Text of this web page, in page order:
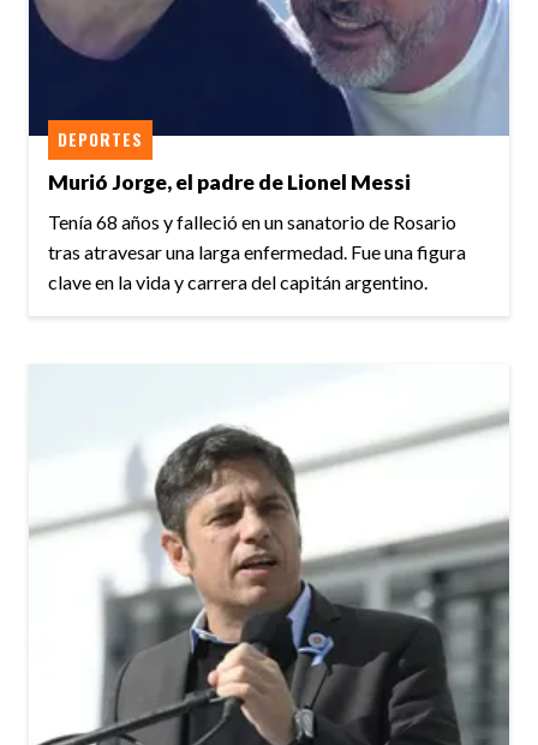
Murió Jorge, el padre de Lionel Messi
DEPORTES
Tenía 68 años y falleció en un sanatorio de Rosario
tras atravesar una larga enfermedad. Fue una figura
clave en la vida y carrera del capitán argentino.